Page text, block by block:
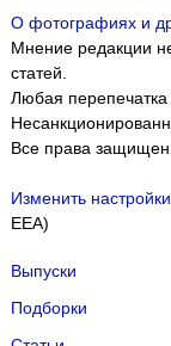
О фотографиях и
Мнение редакции
статей.
Любая перепечатка
Все права
Изменить
EEA)
Выпуски
Подборки